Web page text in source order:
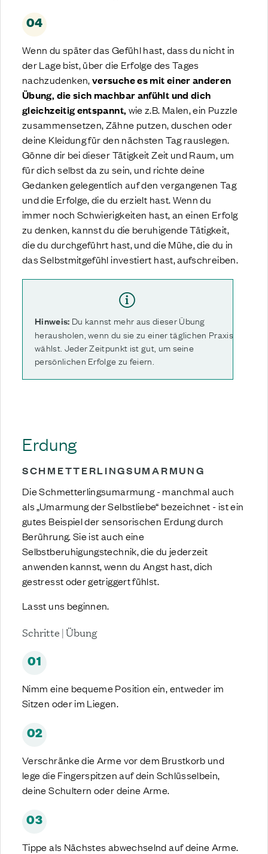
04
Wenn du später das Gefühl hast, dass du nicht in
der Lage bist, über die Erfolge des Tages
nachzudenken,versuche es mit einer anderen
Übung, die sich machbar anfühlt und dich
gleichzeitig entspannt, wie z.B. Malen, ein Puzzle
zusammensetzen, Zähne putzen, duschen oder
deine Kleidung für den nächsten Tag rauslegen.
Gönne dir bei dieser Tätigkeit Zeit und Raum, um
für dich selbst da zu sein, und richte deine
Gedanken gelegentlich auf den vergangenen Tag
und die Erfolge, die du erzielt hast. Wenn du
immer noch Schwierigkeiten hast, an einen Erfolg
zu denken, kannst du die beruhigende Tätigkeit,
die du durchgeführt hast, und die Mühe, die du in
das Selbstmitgefühl investiert hast, aufschreiben.
Hinweis: Du kannst mehr aus dieser Übung
herausholen, wenn du sie zu einer täglichen Praxis
wählst. Jeder Zeitpunkt ist gut, um seine
persönlichen Erfolge zu feiern.
Erdung
SCHMETTERLINGSUMARMUNG
Die Schmetterlingsumarmung - manchmal auch
als „Umarmung der Selbstliebe“ bezeichnet - ist ein
gutes Beispiel der sensorischen Erdung durch
Berührung. Sie ist auch eine
Selbstberuhigungstechnik, die du jederzeit
anwenden kannst, wenn du Angst hast, dich
gestresst oder getriggert fühlst.
Lasst uns beginnen.
Schritte | Übung
01
Nimm eine bequeme Position ein, entweder im
Sitzen oder im Liegen.
02
Verschränke die Arme vor dem Brustkorb und
lege die Fingerspitzen auf dein Schlüsselbein,
deine Schultern oder deine Arme.
03
Tippe als Nächstes abwechselnd auf deine Arme.